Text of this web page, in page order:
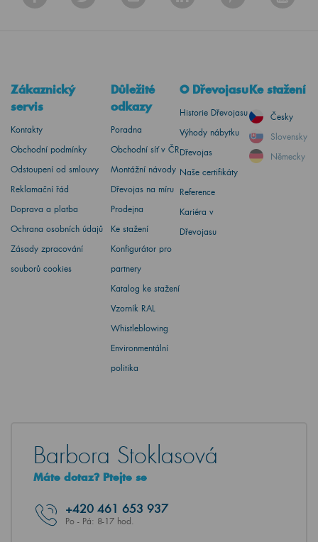
Zákaznický
servis
Kontakty
Obchodní podmínky
Odstoupení od smlouvy
Reklamační řád
Doprava a platba
Ochrana osobních údajů
Zásady zpracování
souborů cookies
Důležité
odkazy
Poradna
Obchodní síť v ČR
Montážní návody
Dřevojas na míru
Prodejna
Ke stažení
Konfigurátor pro
partnery
Katalog ke stažení
Vzorník RAL
Whistleblowing
Environmentální
politika
O Dřevojasu
Historie Dřevojasu
Výhody nábytku
Dřevojas
Naše certifikáty
Reference
Kariéra v
Dřevojasu
Ke stažení
Česky
Slovensky
Německy
Barbora Stoklasová
Máte dotaz? Ptejte se
+420 461 653 937
Po - Pá: 8-17 hod.